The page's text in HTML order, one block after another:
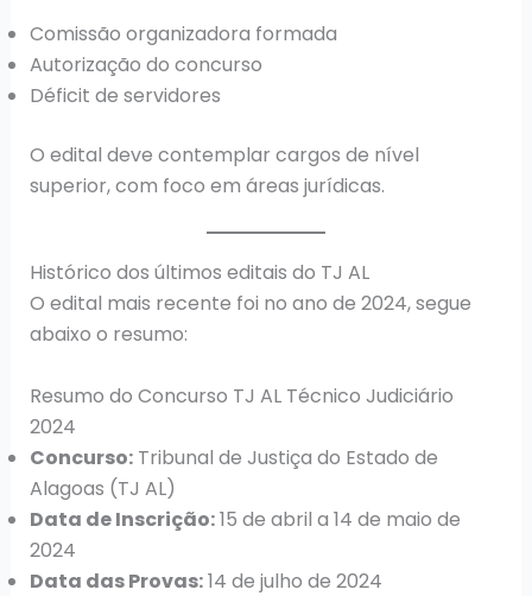
Comissão organizadora formada
Autorização do concurso
Déficit de servidores
O edital deve contemplar cargos de nível
superior, com foco em áreas jurídicas.
Histórico dos últimos editais do TJ AL
O edital mais recente foi no ano de 2024, segue
abaixo o resumo:
Resumo do Concurso TJ AL Técnico Judiciário
2024
Concurso:Tribunal de Justiça do Estado de
Alagoas (TJ AL)
Data de Inscrição:15 de abril a 14 de maio de
2024
Data das Provas:14 de julho de 2024